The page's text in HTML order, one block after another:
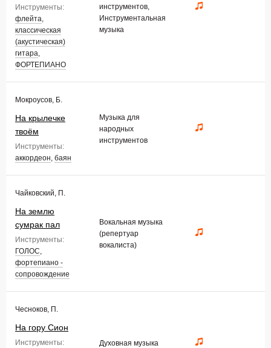
Инструменты:
флейта,
классическая
(акустическая)
гитара,
ФОРТЕПИАНО
инструментов,
Инструментальная
музыка
Мокроусов, Б.
На крылечке
твоём
Инструменты:
аккордеон, баян
Музыка для
народных
инструментов
Чайковский, П.
На землю
сумрак пал
Инструменты:
ГОЛОС,
фортепиано -
сопровождение
Вокальная музыка
(репертуар
вокалиста)
Чесноков, П.
На гору Сион
Инструменты:
Духовная музыка